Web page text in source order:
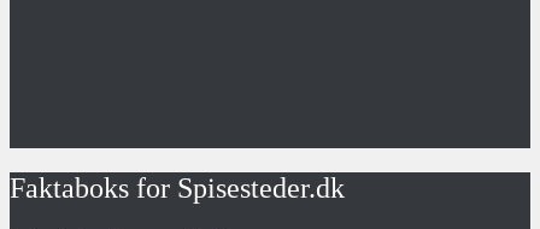
Faktaboks for Spisesteder.dk